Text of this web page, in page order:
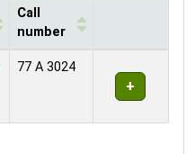
Call
number
77 A 3024